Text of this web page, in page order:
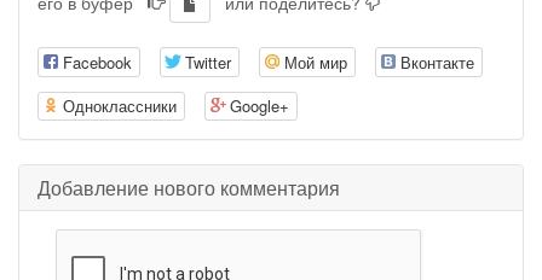
Facebook Twitter Мой мир
Вконтакте
Одноклассники
Google+
Добавление нового комментария